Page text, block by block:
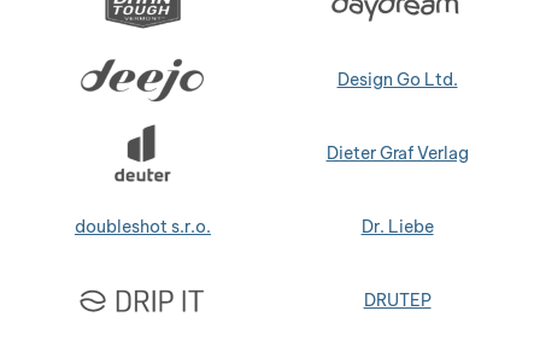
Design Go Ltd.
Dieter Graf Verlag
doubleshot s.r.o. Dr. Liebe
DRUTEP